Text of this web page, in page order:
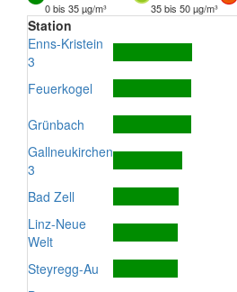
0 bis 35 µg/m³
35 bis 50 µg/m³
Station
Enns-Kristein
3
Feuerkogel
Grünbach
Gallneukirchen
3
Bad Zell
Linz-Neue
Welt
Steyregg-Au